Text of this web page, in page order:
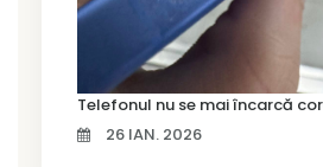
26 IAN. 2026